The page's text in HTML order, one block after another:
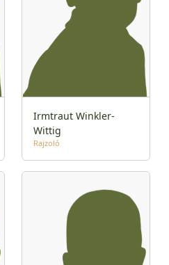
Irmtraut Winkler-
Wittig
Rajzoló